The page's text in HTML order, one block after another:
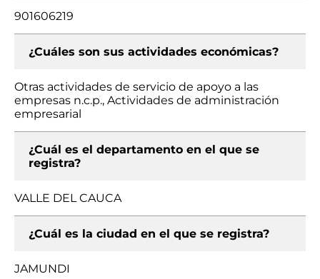
901606219
¿Cuáles son sus actividades económicas?
Otras actividades de servicio de apoyo a las
empresas n.c.p., Actividades de administración
empresarial
¿Cuál es el departamento en el que se
registra?
VALLE DEL CAUCA
¿Cuál es la ciudad en el que se registra?
JAMUNDI